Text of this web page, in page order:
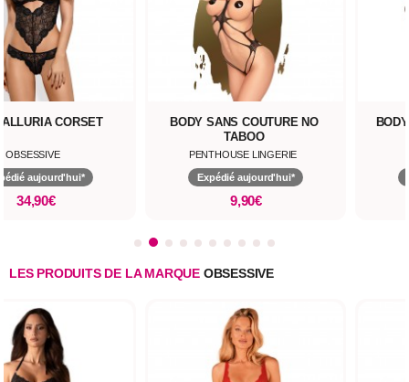
CORSET
OBSESSIVE
aujourd'hui*
34,90€
BODY SANS COUTURE NO
TABOO
PENTHOUSE LINGERIE
Expédié aujourd'hui*
9,90€
LES PRODUITS DE LA MARQUE OBSESSIVE